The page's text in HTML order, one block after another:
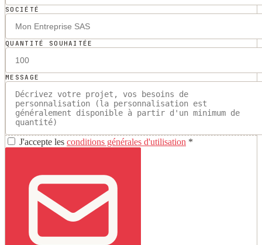
SOCIÉTÉ
QUANTITÉ SOUHAITÉE
MESSAGE
J'accepte les conditions générales d'utilisation *